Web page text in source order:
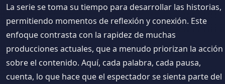
La serie se toma su tiempo para desarrollar las historias,
permitiendo momentos de reflexión y conexión. Este
enfoque contrasta con la rapidez de muchas
producciones actuales, que a menudo priorizan la acción
sobre el contenido. Aquí, cada palabra, cada pausa,
cuenta, lo que hace que el espectador se sienta parte del